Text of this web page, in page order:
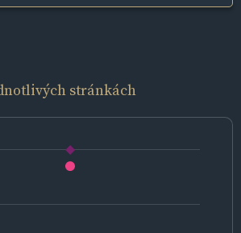
stránkách